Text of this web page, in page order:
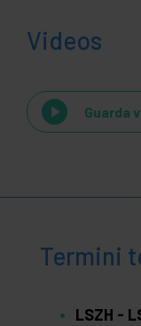
Videos
Guarda
Termini
LSZH -